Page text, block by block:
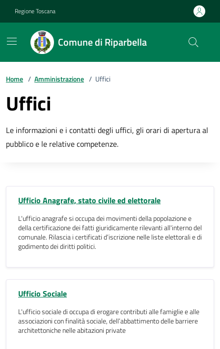
Regione Toscana
Comune di Riparbella
Home / Amministrazione / Uffici
Uffici
Le informazioni e i contatti degli uffici, gli orari di apertura al
pubblico e le relative competenze.
Ufficio Anagrafe, stato civile ed elettorale
L'ufficio anagrafe si occupa dei movimenti della popolazione e
della certificazione dei fatti giuridicamente rilevanti all'interno del
comunale. Rilascia i certificati d’iscrizione nelle liste elettorali e di
godimento dei diritti politici.
Ufficio Sociale
L'ufficio sociale di occupa di erogare contributi alle famiglie e alle
associazioni con finalità sociale, dell’abbattimento delle barriere
architettoniche nelle abitazioni private